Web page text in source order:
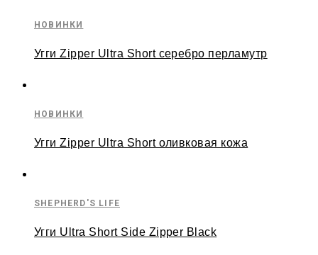
НОВИНКИ
Угги Zipper Ultra Short серебро перламутр
НОВИНКИ
Угги Zipper Ultra Short оливковая кожа
SHEPHERD'S LIFE
Угги Ultra Short Side Zipper Black